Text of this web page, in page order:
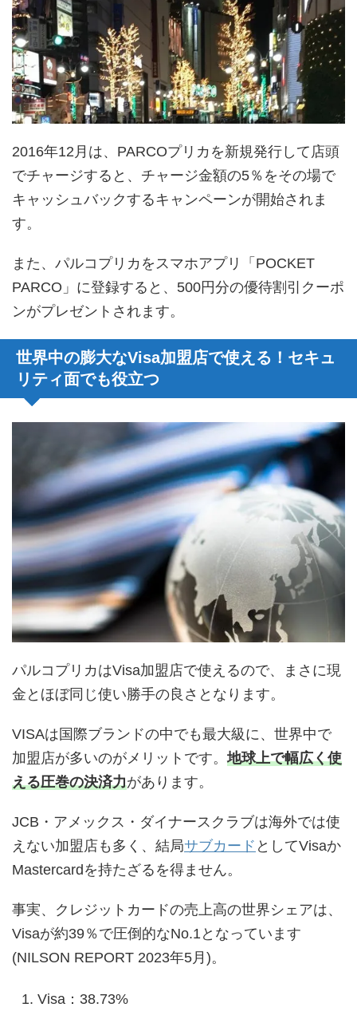
2016年12月は、PARCOプリカを新規発行して店頭
でチャージすると、チャージ金額の5％をその場で
キャッシュバックするキャンペーンが開始されま
す。
また、パルコプリカをスマホアプリ「POCKET
PARCO」に登録すると、500円分の優待割引クーポ
ンがプレゼントされます。
世界中の膨大なVisa加盟店で使える！セキュ
リティ面でも役立つ
パルコプリカはVisa加盟店で使えるので、まさに現
金とほぼ同じ使い勝手の良さとなります。
VISAは国際ブランドの中でも最大級に、世界中で
加盟店が多いのがメリットです。地球上で幅広く使
える圧巻の決済力があります。
JCB・アメックス・ダイナースクラブは海外では使
えない加盟店も多く、結局サブカード としてVisaか
Mastercardを持たざるを得ません。
事実、クレジットカードの売上高の世界シェアは、
Visaが約39％で圧倒的なNo.1となっています
(NILSON REPORT 2023年5月)。
Visa：38.73%